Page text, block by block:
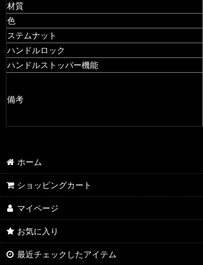
材質
色
ステムナット
ハンドルロック
ハンドルストッパー機能
備考
ホーム
ショッピングカート
マイページ
お気に入り
最近チェックしたアイテム